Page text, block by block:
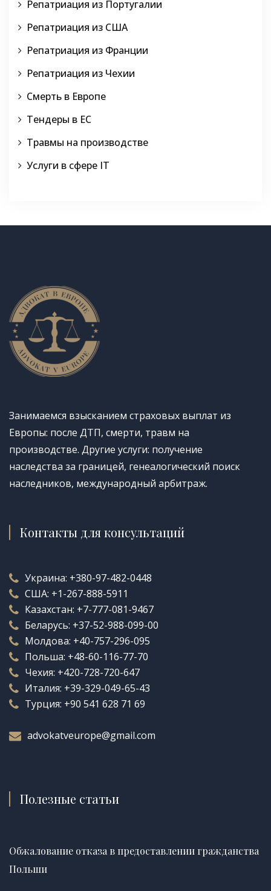
Репатриация из Португалии
Репатриация из США
Репатриация из Франции
Репатриация из Чехии
Смерть в Европе
Тендеры в ЕС
Травмы на производстве
Услуги в сфере IT
Занимаемся взысканием страховых выплат из
Европы: после ДТП, смерти, травм на
производстве. Другие услуги: получение
наследства за границей, генеалогический поиск
наследников, международный арбитраж.
Контакты для консультаций
Украина: +380-97-482-0448
США: +1-267-888-5911
Казахстан: +7-777-081-9467
Беларусь: +37-52-988-099-00
Молдова: +40-757-296-095
Польша: +48-60-116-77-70
Чехия: +420-728-720-647
Италия: +39-329-049-65-43
Турция: +90 541 628 71 69
advokatveurope@gmail.com
Полезные статьи
Обжалование отказа в предоставлении гражданства
Польши